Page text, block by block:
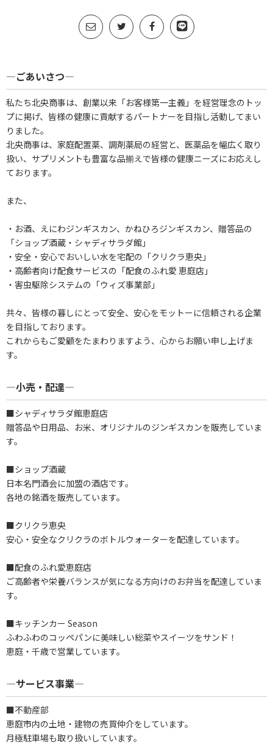
―ごあいさつ―
私たち北央商事は、創業以来「お客様第一主義」を経営理念のトッ
プに掲げ、皆様の健康に貢献するパートナーを目指し活動してまい
りました。
北央商事は、家庭配置薬、調剤薬局の経営と、医薬品を幅広く取り
扱い、サプリメントも豊富な品揃えで皆様の健康ニーズにお応えし
ております。
また、
・お酒、えにわジンギスカン、かねひろジンギスカン、贈答品の
「ショップ酒蔵・シャディサラダ館」
・安全・安心でおいしい水を宅配の「クリクラ恵央」
・高齢者向け配食サービスの「配食のふれ愛 恵庭店」
・害虫駆除システムの「ウィズ事業部」
共々、皆様の暮しにとって安全、安心をモットーに信頼される企業
を目指しております。
これからもご愛顧をたまわりますよう、心からお願い申し上げま
す。
―​小売・配達―
■シャディサラダ館恵庭店
贈答品や日用品、お米、オリジナルのジンギスカンを販売していま
す。
■ショップ酒蔵
日本名門酒会に加盟の酒店です。
各地の銘酒を販売しています。
■クリクラ恵央
安心・安全なクリクラのボトルウォーターを配達しています。
■配食のふれ愛恵庭店
ご高齢者や栄養バランスが気になる方向けのお弁当を配達していま
す。
■キッチンカー Season
ふわふわのコッペパンに美味しい総菜やスイーツをサンド！
恵庭・千歳で営業しています。
―サービス事業―
■不動産部
恵庭市内の土地・建物の売買仲介をしています。
月極駐車場も取り扱いしています。